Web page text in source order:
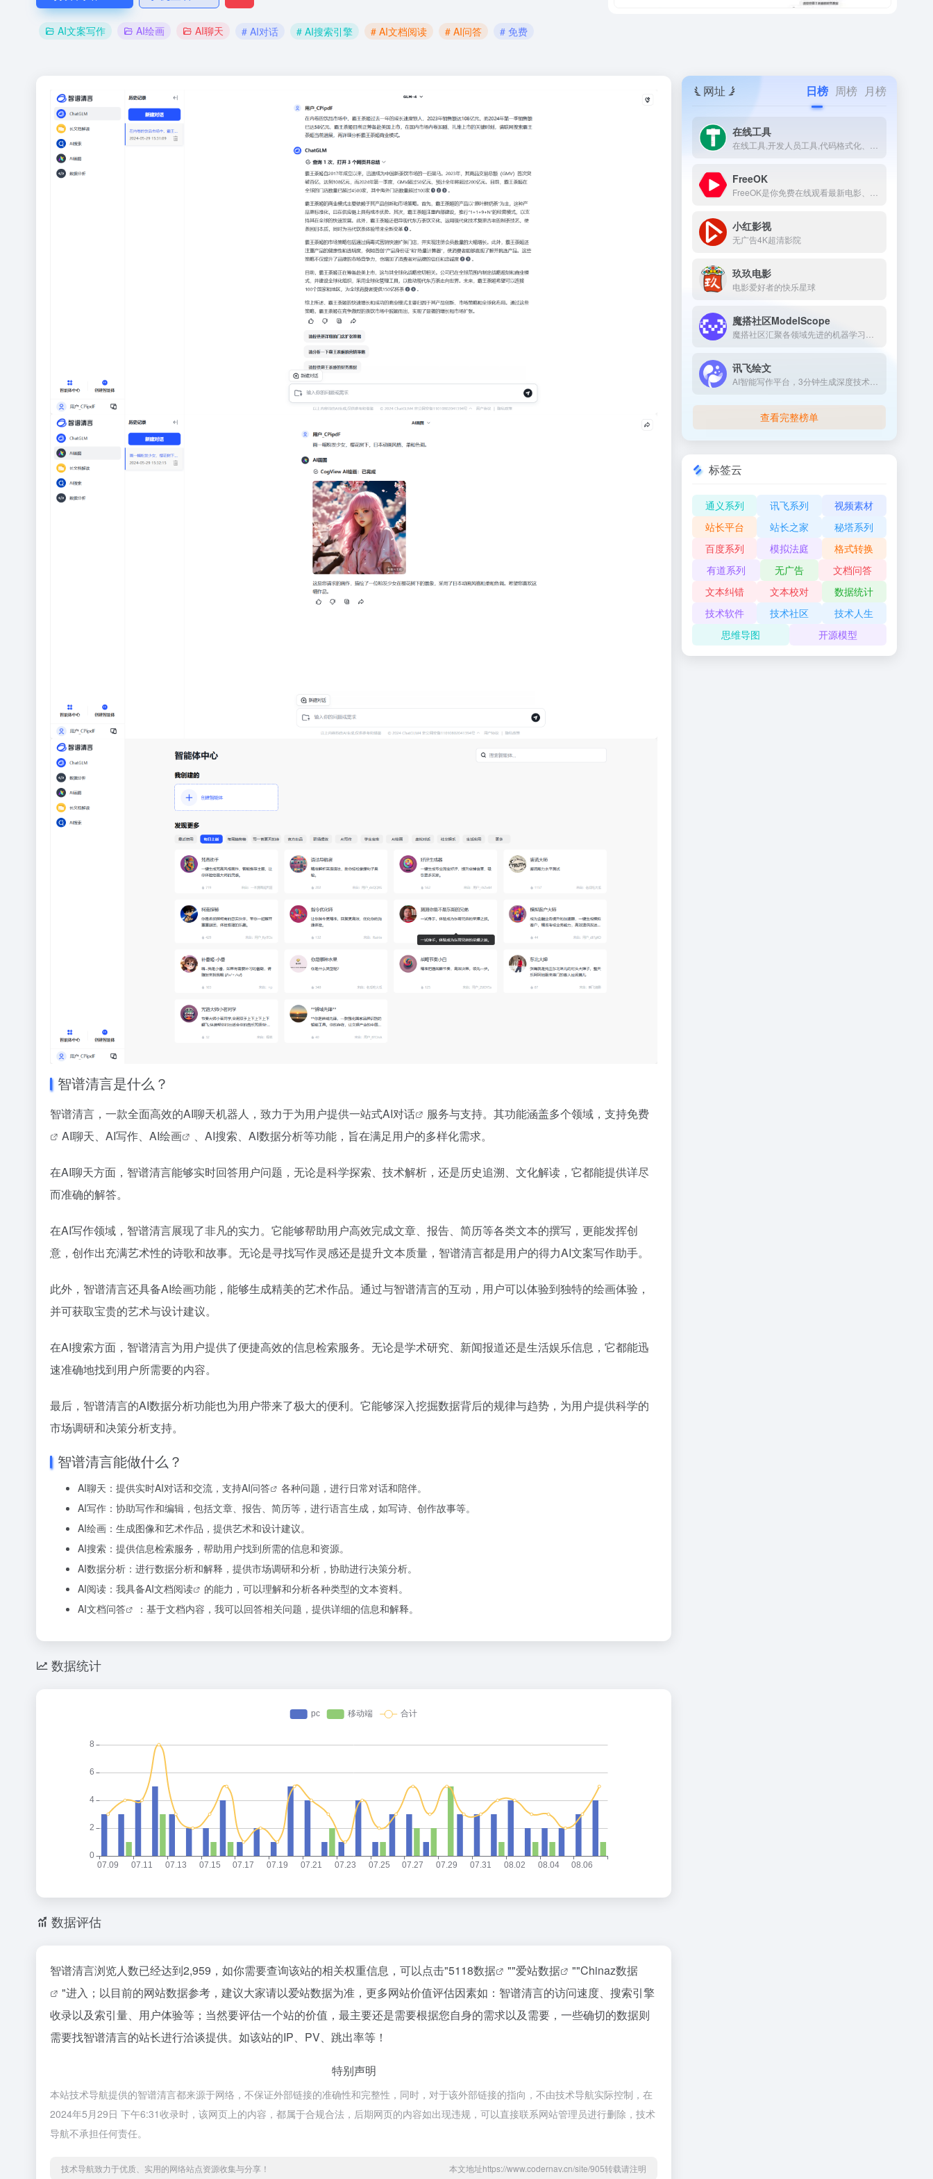
AI文案写作 AI绘画 AI聊天 # AI对话 # AI搜索引擎 # AI文档阅读 # AI问答 # 免费
智谱清言是什么？
智谱清言，一款全面高效的AI聊天机器人，致力于为用户提供一站式AI对话 服务与支持。其功能涵盖多个领域，支持免费
AI聊天、AI写作、 AI绘画 、AI搜索、AI数据分析等功能，旨在满足用户的多样化需求。
在AI聊天方面，智谱清言能够实时回答用户问题，无论是科学探索、技术解析，还是历史追溯、文化解读，它都能提供详尽
而准确的解答。
在AI写作领域，智谱清言展现了非凡的实力。它能够帮助用户高效完成文章、报告、简历等各类文本的撰写，更能发挥创
意，创作出充满艺术性的诗歌和故事。无论是寻找写作灵感还是提升文本质量，智谱清言都是用户的得力AI文案写作助手。
此外，智谱清言还具备AI绘画功能，能够生成精美的艺术作品。通过与智谱清言的互动，用户可以体验到独特的绘画体验，
并可获取宝贵的艺术与设计建议。
在AI搜索方面，智谱清言为用户提供了便捷高效的信息检索服务。无论是学术研究、新闻报道还是生活娱乐信息，它都能迅
速准确地找到用户所需要的内容。
最后，智谱清言的AI数据分析功能也为用户带来了极大的便利。它能够深入挖掘数据背后的规律与趋势，为用户提供科学的
市场调研和决策分析支持。
智谱清言能做什么？
AI聊天：提供实时AI对话和交流，支持AI问答
各种问题，进行日常对话和陪伴。
AI写作：协助写作和编辑，包括文章、报告、简历等，进行语言生成，如写诗、创作故事等。
AI绘画：生成图像和艺术作品，提供艺术和设计建议。
AI搜索：提供信息检索服务，帮助用户找到所需的信息和资源。
AI数据分析：进行数据分析和解释，提供市场调研和分析，协助进行决策分析。
AI阅读：我具备AI文档阅读
的能力，可以理解和分析各种类型的文本资料。
AI文档问答 ：基于文档内容，我可以回答相关问题，提供详细的信息和解释。
数据统计
数据评估
智谱清言浏览人数已经达到2,959，如你需要查询该站的相关权重信息，可以点击"5118数据 ""爱站数据 ""Chinaz数据
"进入；以目前的网站数据参考，建议大家请以爱站数据为准，更多网站价值评估因素如：智谱清言的访问速度、搜索引擎
收录以及索引量、用户体验等；当然要评估一个站的价值，最主要还是需要根据您自身的需求以及需要，一些确切的数据则
需要找智谱清言的站长进行洽谈提供。如该站的IP、PV、跳出率等！
特别声明
本站技术导航提供的智谱清言都来源于网络，不保证外部链接的准确性和完整性，同时，对于该外部链接的指向，不由技术导航实际控制，在
2024年5月29日 下午6:31收录时，该网页上的内容，都属于合规合法，后期网页的内容如出现违规，可以直接联系网站管理员进行删除，技术
导航不承担任何责任。
技术导航致力于优质、实用的网络站点资源收集与分享！ 本文地址https://www.codernav.cn/site/905转载请注明
网址 日榜 周榜 月榜
在线工具
FreeOK
小红影视
无广告4K超清影院
玖玖电影
电影爱好者的快乐星球
魔搭社区ModelScope
讯飞绘文
查看完整榜单
标签云
通义系列 讯飞系列
视频素材
站长平台
站长之家
秘塔系列
百度系列
模拟法庭
格式转换
有道系列
无广告
文档问答
文本纠错
文本校对
数据统计
技术软件
技术社区
技术人生
思维导图
开源模型